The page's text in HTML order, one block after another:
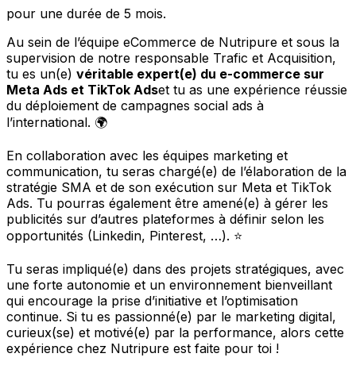
pour une durée de 5 mois.
Au sein de l’équipe eCommerce de Nutripure et sous la
supervision de notre responsable Trafic et Acquisition,
tu es un(e) véritable expert(e) du e-commerce sur
Meta Ads et TikTok Adset tu as une expérience réussie
du déploiement de campagnes social ads à
l’international. 🌍
En collaboration avec les équipes marketing et
communication, tu seras chargé(e) de l’élaboration de la
stratégie SMA et de son exécution sur Meta et TikTok
Ads. Tu pourras également être amené(e) à gérer les
publicités sur d’autres plateformes à définir selon les
opportunités (Linkedin, Pinterest, …). ⭐
Tu seras impliqué(e) dans des projets stratégiques, avec
une forte autonomie et un environnement bienveillant
qui encourage la prise d’initiative et l’optimisation
continue. Si tu es passionné(e) par le marketing digital,
curieux(se) et motivé(e) par la performance, alors cette
expérience chez Nutripure est faite pour toi !